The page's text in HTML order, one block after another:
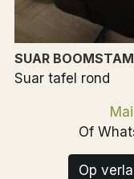
SUAR
Suar tafel rond
Mail
Of
Op